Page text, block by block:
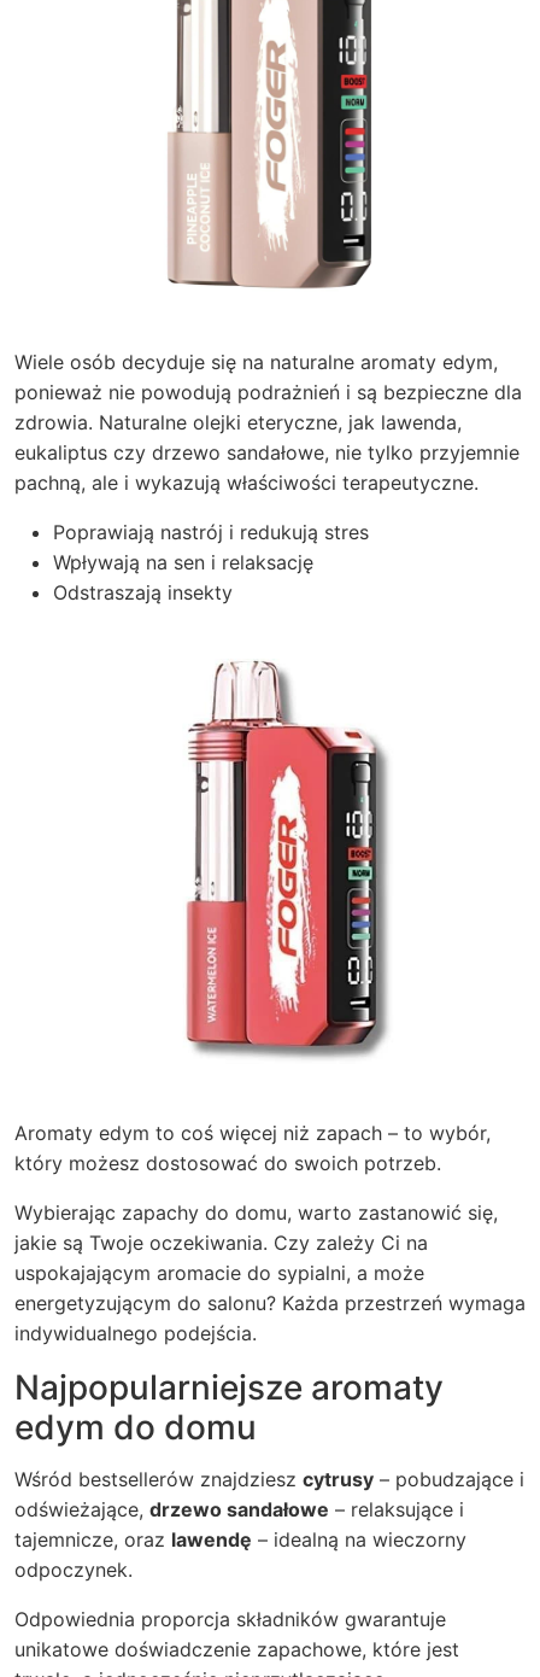
Wiele osób decyduje się na naturalne aromaty edym,
ponieważ nie powodują podrażnień i są bezpieczne dla
zdrowia. Naturalne olejki eteryczne, jak lawenda,
eukaliptus czy drzewo sandałowe, nie tylko przyjemnie
pachną, ale i wykazują właściwości terapeutyczne.
Poprawiają nastrój i redukują stres
Wpływają na sen i relaksację
Odstraszają insekty
Aromaty edym to coś więcej niż zapach – to wybór,
który możesz dostosować do swoich potrzeb.
Wybierając zapachy do domu, warto zastanowić się,
jakie są Twoje oczekiwania. Czy zależy Ci na
uspokajającym aromacie do sypialni, a może
energetyzującym do salonu? Każda przestrzeń wymaga
indywidualnego podejścia.
Najpopularniejsze aromaty
edym do domu
Wśród bestsellerów znajdziesz cytrusy – pobudzające i
odświeżające, drzewo sandałowe – relaksujące i
tajemnicze, oraz lawendę – idealną na wieczorny
odpoczynek.
Odpowiednia proporcja składników gwarantuje
unikatowe doświadczenie zapachowe, które jest